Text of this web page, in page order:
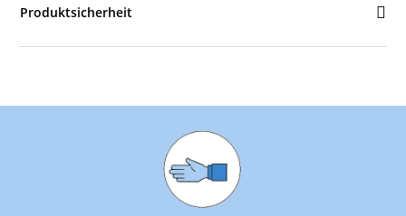
Produktsicherheit